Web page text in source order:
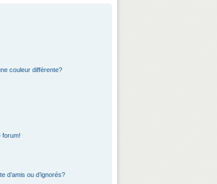
couleur différente?
forum!
d’amis ou d’ignorés?